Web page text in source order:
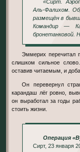
«Сирт. Аэропорт. 22.01. Встреча с полковником
Аль-Фалихом.
размещён в
Командир —
бронетанковой.
Эммерих перечитал последнюю фразу и задумался. «Надёжен» —
слишком сильное
оставив читаемым, и
Он перевернул страницу, оставляя место. На чистом развороте
карандаш лёг ровно,
он выработал за годы
стоить жизни.
Операция
Сирт, 23 января